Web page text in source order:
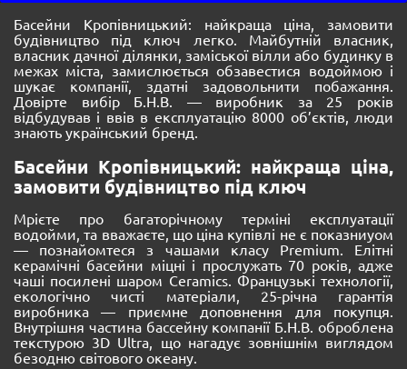
Басейни Кропівницький: найкраща ціна, замовити
будівництво під ключ легко. Майбутній власник,
власник дачної ділянки, заміської вілли або будинку в
межах міста, замислюється обзавестися водоймою і
шукає компанії, здатні задовольнити побажання.
Довірте вибір Б.Н.В. — виробник за 25 років
відбудував і ввів в експлуатацію 8000 об’єктів, люди
знають український бренд.
Басейни Кропівницький: найкраща ціна,
замовити будівництво під ключ
Мрієте про багаторічному терміні експлуатації
водойми, та вважаєте, що ціна купівлі не є показниуом
— познайомтеся з чашами класу Premium. Елітні
керамічні басейни міцні і прослужать 70 років, адже
чаші посилені шаром Ceramics. Французькі технології,
екологічно чисті матеріали, 25-річна гарантія
виробника — приємне доповнення для покупця.
Внутрішня частина бассейну компанії Б.Н.В. оброблена
текстурою 3D Ultra, що нагадує зовнішнім виглядом
безодню світового океану.